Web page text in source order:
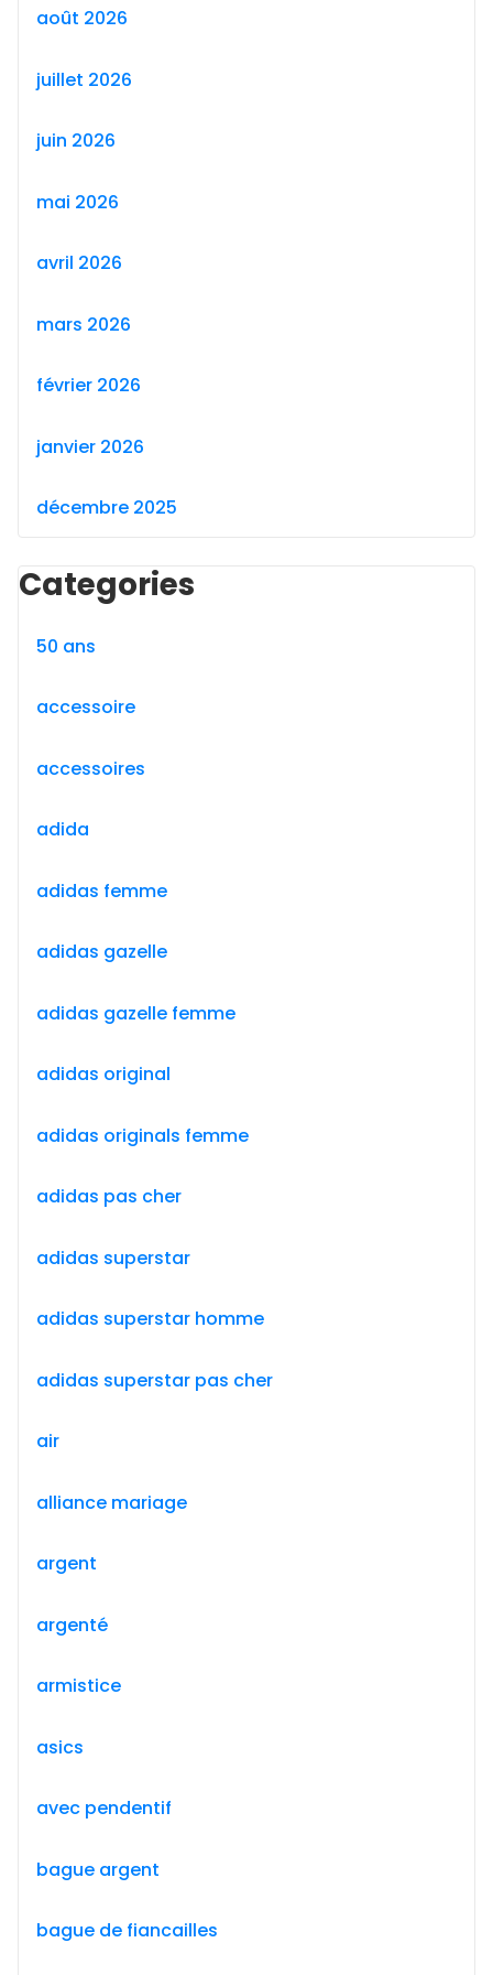
août 2026
juillet 2026
juin 2026
mai 2026
avril 2026
mars 2026
février 2026
janvier 2026
décembre 2025
Categories
50 ans
accessoire
accessoires
adida
adidas femme
adidas gazelle
adidas gazelle femme
adidas original
adidas originals femme
adidas pas cher
adidas superstar
adidas superstar homme
adidas superstar pas cher
air
alliance mariage
argent
argenté
armistice
asics
avec pendentif
bague argent
bague de fiancailles